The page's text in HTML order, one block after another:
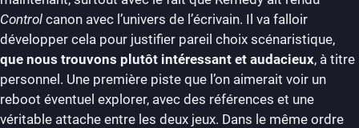
Control canon avec l’univers de l’écrivain. Il va falloir
développer cela pour justifier pareil choix scénaristique,
que nous trouvons plutôt intéressant et audacieux, à titre
personnel. Une première piste que l’on aimerait voir un
reboot éventuel explorer, avec des références et une
véritable attache entre les deux jeux. Dans le même ordre